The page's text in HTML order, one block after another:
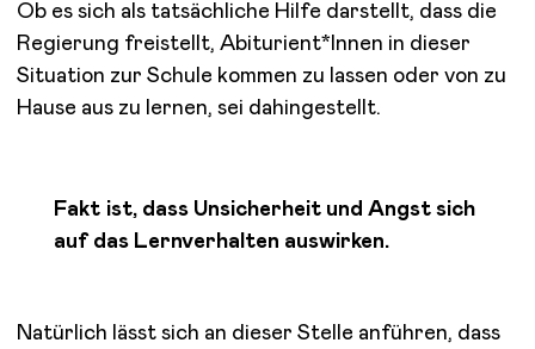
Ob es sich als tatsächliche Hilfe darstellt, dass die
Regierung freistellt, Abiturient*Innen in dieser
Situation zur Schule kommen zu lassen oder von zu
Hause aus zu lernen, sei dahingestellt.
Fakt ist, dass Unsicherheit und Angst sich
auf das Lernverhalten auswirken.
Natürlich lässt sich an dieser Stelle anführen, dass